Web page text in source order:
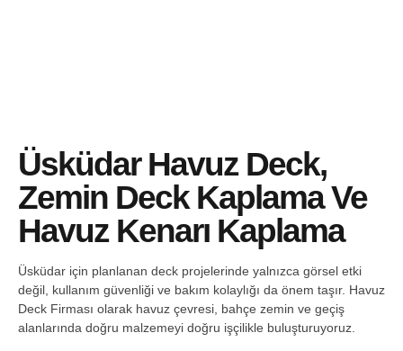
Üsküdar Havuz Deck,
Zemin Deck Kaplama Ve
Havuz Kenarı Kaplama
Üsküdar için planlanan deck projelerinde yalnızca görsel etki
değil, kullanım güvenliği ve bakım kolaylığı da önem taşır. Havuz
Deck Firması olarak havuz çevresi, bahçe zemin ve geçiş
alanlarında doğru malzemeyi doğru işçilikle buluşturuyoruz.